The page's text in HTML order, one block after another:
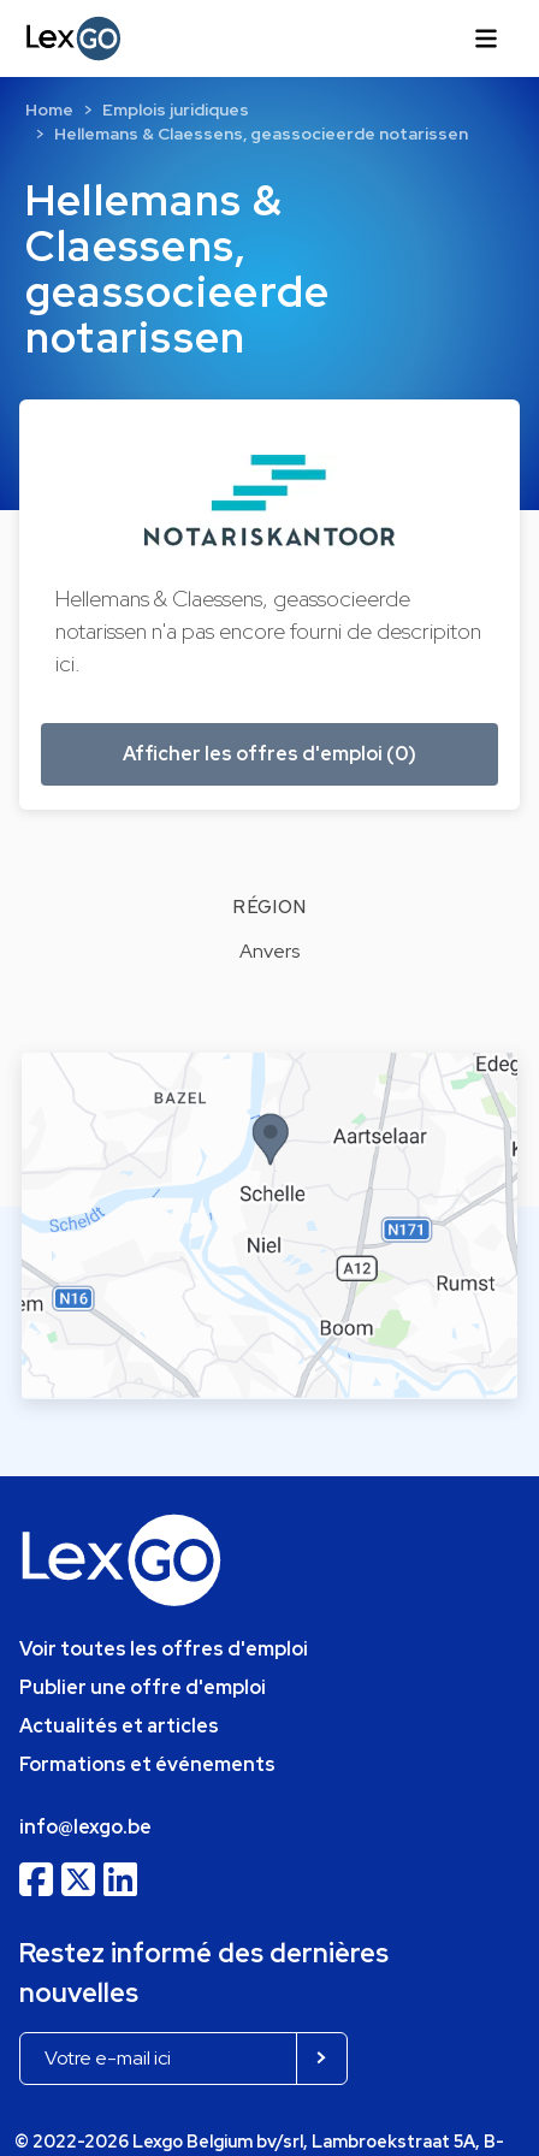
Hellemans &
Claessens,
geassocieerde
notarissen
Home
Emplois juridiques
Hellemans & Claessens, geassocieerde notarissen
Hellemans & Claessens, geassocieerde
notarissen n'a pas encore fourni de descripiton
ici.
Afficher les offres d'emploi (0)
RÉGION
Anvers
Voir toutes les offres d'emploi
Publier une offre d'emploi
Actualités et articles
Formations et événements
info@lexgo.be
Restez informé des dernières
nouvelles
© 2022-2026 Lexgo Belgium bv/srl, Lambroekstraat 5A, B-